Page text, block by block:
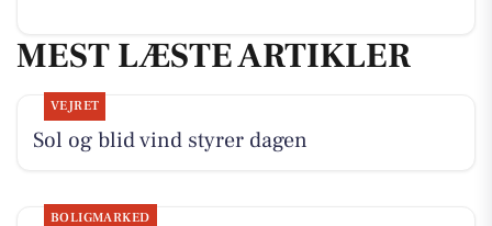
MEST LÆSTE ARTIKLER
VEJRET
Sol og blid vind styrer dagen
BOLIGMARKED